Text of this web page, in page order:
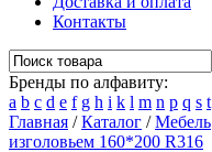
Контакты
Бренды по алфавиту:
a b c d e f g h i k l m n p q s t
Главная /Каталог /Мебель
изголовьем 160*200 R316